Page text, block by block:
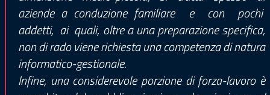
aziende a conduzione familiare e con pochi
addetti, ai quali, oltre a una preparazione specifica,
non di rado viene richiesta una competenza di natura
informatico-gestionale.
Infine, una considerevole porzione di forza-lavoro è